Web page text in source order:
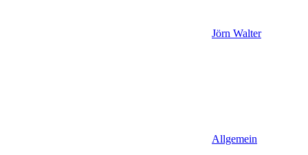
Jörn Walter
Allgemein